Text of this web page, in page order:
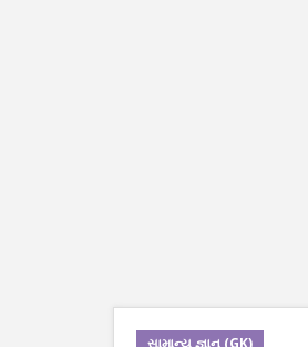
સામાન્ય જ્ઞાન (GK)